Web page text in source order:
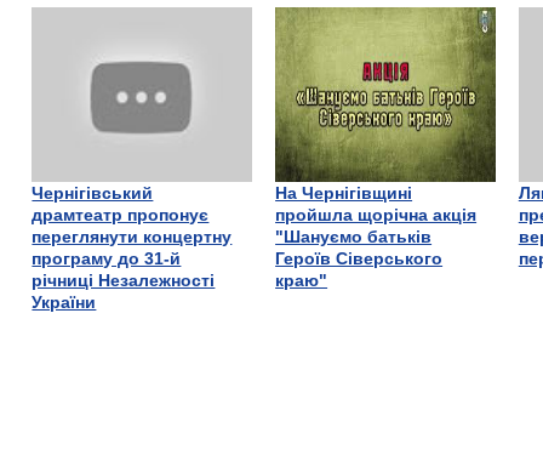
Чернігівський
драмтеатр пропонує
переглянути концертну
програму до 31-й
річниці Незалежності
України
На Чернігівщині
пройшла щорічна акція
"Шануємо батьків
Героїв Сіверського
краю"